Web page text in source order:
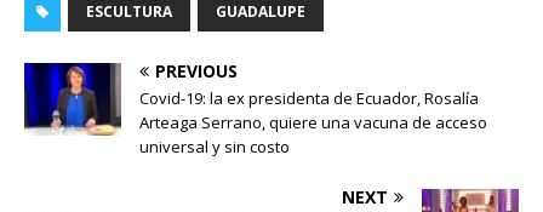
ESCULTURA GUADALUPE
PREVIOUS
Covid-19: la ex presidenta de Ecuador, Rosalía
Arteaga Serrano, quiere una vacuna de acceso
universal y sin costo
NEXT